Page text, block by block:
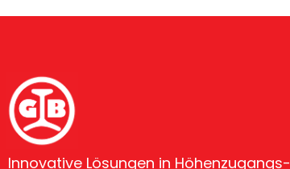
Innovative Lösungen in Höhenzugangs-